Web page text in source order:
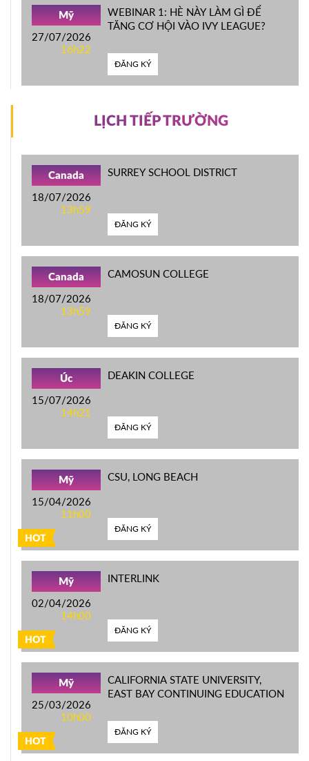
Mỹ
27/07/2026
16h22
WEBINAR 1: HÈ NÀY LÀM GÌ ĐỂ
TĂNG CƠ HỘI VÀO IVY LEAGUE?
ĐĂNG KÝ
LỊCH TIẾP TRƯỜNG
Canada
18/07/2026
13h59
SURREY SCHOOL DISTRICT
ĐĂNG KÝ
Canada
18/07/2026
13h59
CAMOSUN COLLEGE
ĐĂNG KÝ
Úc
15/07/2026
14h21
DEAKIN COLLEGE
ĐĂNG KÝ
HOT
Mỹ
15/04/2026
11h00
CSU, LONG BEACH
ĐĂNG KÝ
HOT
Mỹ
02/04/2026
14h00
INTERLINK
ĐĂNG KÝ
HOT
Mỹ
25/03/2026
10h00
CALIFORNIA STATE UNIVERSITY,
EAST BAY CONTINUING EDUCATION
ĐĂNG KÝ